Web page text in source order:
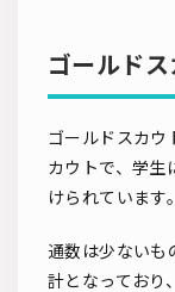
ゴールドス
ゴールドスカウ
カウトで、学生
けられています。
通数は少ないも
計となっており